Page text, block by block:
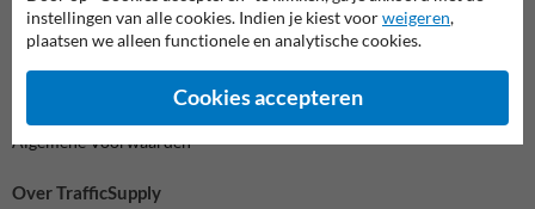
Informatie
Product(en) retourneren
Cookie / Privacy
Sitemap
Algemene Voorwaarden
Over TrafficSupply
instellingen van alle cookies. Indien je kiest voorweigeren,
plaatsen we alleen functionele en analytische cookies.
Cookies accepteren